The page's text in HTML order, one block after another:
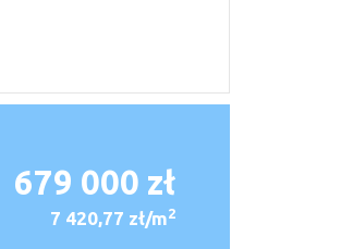
679 000 zł
7 420,77 zł/m2